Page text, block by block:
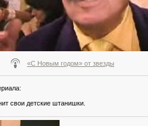
«С Новым годом» от звезды
:
свои детские штанишки.